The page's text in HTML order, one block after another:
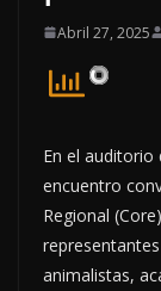
Abril 27, 2025
En el auditorio
encuentro
Regional
animalistas,